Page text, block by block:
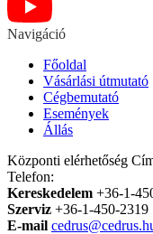
Navigáció
Főoldal
Vásárlási útmutató
Cégbemutató
Események
Állás
Központi elérhetőség
Telefon:
Kereskedelem +36-1-
Szerviz +36-1-450-2319
E-mail